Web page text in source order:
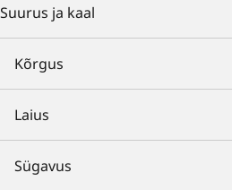
Suurus ja kaal
Kõrgus
Laius
Sügavus